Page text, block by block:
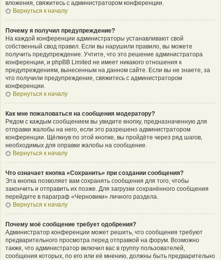
вложения, свяжитесь с администратором конференции.
Вернуться к началу
Почему я получил предупреждение?
На каждой конференции администраторы устанавливают свой
собственный свод правил. Если вы нарушили правило, вы можете
получить предупреждение. Учтите, что это решение администратора
конференции, и phpBB Limited не имеет никакого отношения к
предупреждениям, вынесенным на данном сайте. Если вы не знаете, за
что получили предупреждение, свяжитесь с администратором
конференции.
Вернуться к началу
Как мне пожаловаться на сообщения модератору?
Рядом с каждым сообщением вы увидите кнопку, предназначенную для
отправки жалобы на него, если это разрешено администратором
конференции. Щёлкнув по этой кнопке, вы пройдёте через ряд шагов,
необходимых для оправки жалобы на сообщение.
Вернуться к началу
Что означает кнопка «Сохранить» при создании сообщения?
Эта кнопка позволяет вам сохранять сообщения для того, чтобы
закончить и отправить их позже. Для загрузки сохранённого сообщения
перейдите в параграф «Черновики» личного раздела.
Вернуться к началу
Почему моё сообщение требует одобрения?
Администратор конференции может решить, что сообщения требуют
предварительного просмотра перед отправкой на форум. Возможно
также, что администратор включил вас в группу пользователей,
сообщения которых, по его или её мнению, должны быть предварительно